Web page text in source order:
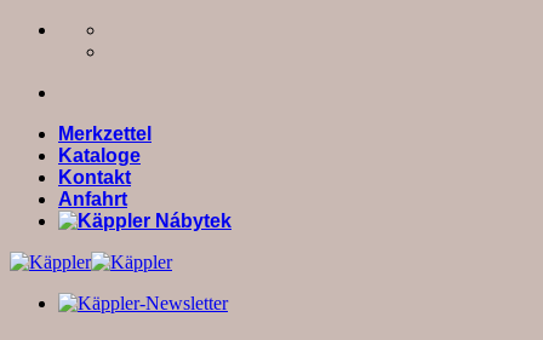
Zum
Merkzettel
Kataloge
Kontakt
Anfahrt